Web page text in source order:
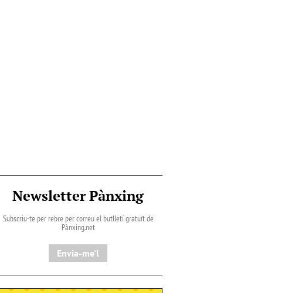
Newsletter Pànxing
Subscriu-te per rebre per correu el butlletí gratuït de
Pànxing.net​
Envia-me'l